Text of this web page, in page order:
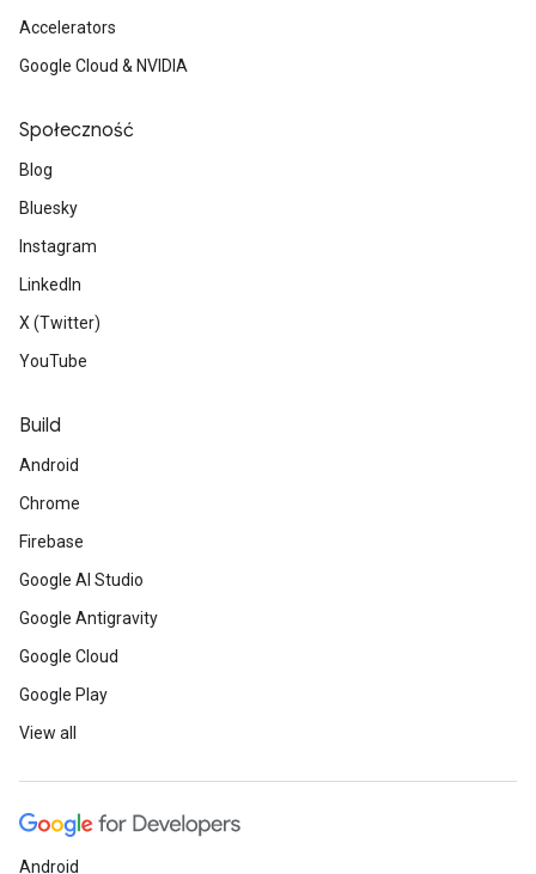
Accelerators
Google Cloud & NVIDIA
Społeczność
Blog
Bluesky
Instagram
LinkedIn
X (Twitter)
YouTube
Build
Android
Chrome
Firebase
Google AI Studio
Google Antigravity
Google Cloud
Google Play
View all
Android